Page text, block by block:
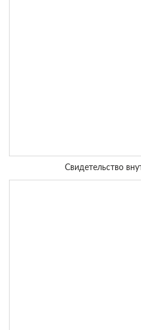
Свидетельство